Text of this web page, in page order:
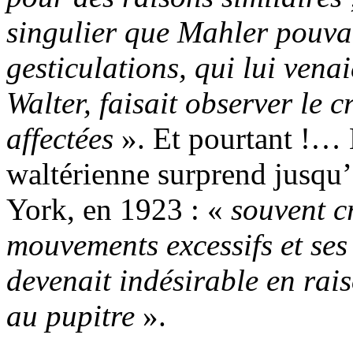
singulier que Mahler
gesticulations, qui lui
Walter, faisait observer le
affectées ». Et pourtant !…
waltérienne surprend
York, en 1923 : « souvent
mouvements excessifs et
devenait indésirable en
au pupitre ».